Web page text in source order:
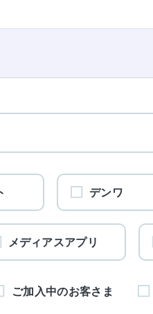
デンワ
メディアスアプリ
ご加入中のお客さま